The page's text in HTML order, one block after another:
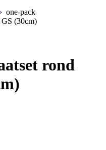
› one-pack
GS (30cm)
rond